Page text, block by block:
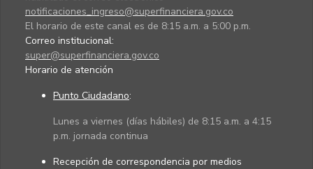
notificaciones_ingreso@superfinanciera.gov.co
El horario de este canal es de 8:15 a.m. a 5:00 p.m.
Correo institucional:
super@superfinanciera.gov.co
Horario de atención
Punto Ciudadano:
Lunes a viernes (días hábiles) de 8:15 a.m. a 4:15
p.m. jornada continua
Recepción de correspondencia por medios